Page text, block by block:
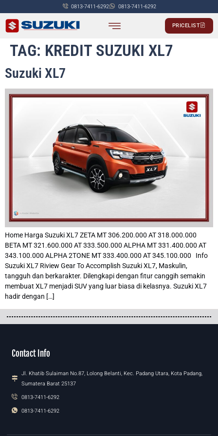
0813-7411-6292 0813-7411-6292
PRICELIST
TAG: KREDIT SUZUKI XL7
Suzuki XL7
Home Harga Suzuki XL7 ZETA MT 306.200.000 AT 318.000.000
BETA MT 321.600.000 AT 333.500.000 ALPHA MT 331.400.000 AT
343.100.000 ALPHA 2TONE MT 333.400.000 AT 345.100.000 Info
Suzuki XL7 Riview Gear To Accomplish Suzuki XL7, Maskulin,
tangguh dan berkarakter. Dilengkapi dengan fitur canggih semakin
membuat XL7 menjadi SUV yang luar biasa di kelasnya. Suzuki XL7
hadir dengan […]
Contact Info
Jl. Khatib Sulaiman No.87, Lolong Belanti, Kec. Padang Utara, Kota Padang,
Sumatera Barat 25137
0813-7411-6292
0813-7411-6292